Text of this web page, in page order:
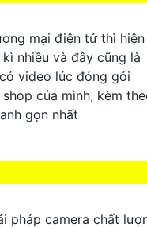
mại điện tử thì hiện
nhiều và đây cũng là
video lúc đóng gói
của mình, kèm
gọn nhất
pháp camera chất